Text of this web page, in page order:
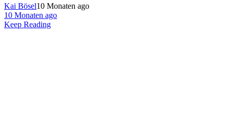
Kai Bösel10 Monaten ago
10 Monaten ago
Keep Reading